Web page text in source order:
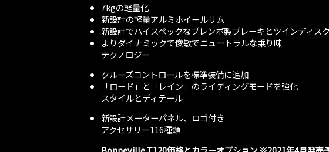
7kgの軽量化
新設計の軽量アルミホイールリム
新設計でハイスペックなブレンボ製ブレーキとツインディスク
よりダイナミックで俊敏でニュートラルな乗り味
テクノロジー
クルーズコントロールを標準装備に追加
「ロード」と「レイン」のライディングモードを強化
スタイルとディテール
新設計メーターパネル、ロゴ付き
アクセサリー116種類